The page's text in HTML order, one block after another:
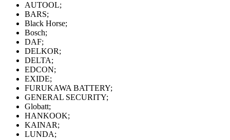
AUTOOL;
BARS;
Black Horse;
Bosch;
DAF;
DELKOR;
DELTA;
EDCON;
EXIDE;
FURUKAWA BATTERY;
GENERAL SECURITY;
Globatt;
HANKOOK;
KAINAR;
LUNDA;